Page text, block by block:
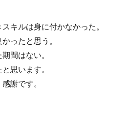
キルは身に付かなかった。
ったと思う。
間はない。
思います。
謝です。